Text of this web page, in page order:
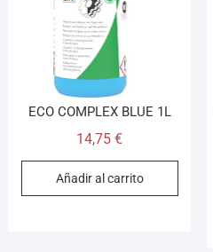
ECO COMPLEX BLUE 1L
14,75€
Añadir al carrito